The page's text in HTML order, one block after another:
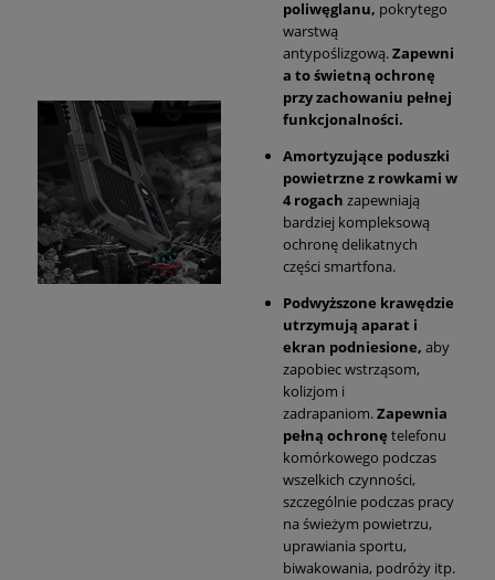
poliwęglanu, pokrytego
warstwą
antypoślizgową.Zapewni
a to świetną ochronę
przy zachowaniu pełnej
funkcjonalności.
Amortyzujące poduszki
powietrzne z rowkami w
4 rogach zapewniają
bardziej kompleksową
ochronę delikatnych
części smartfona.
Podwyższone krawędzie
utrzymują aparat i
ekran podniesione, aby
zapobiec wstrząsom,
kolizjom i
zadrapaniom.Zapewnia
pełną ochronę telefonu
komórkowego podczas
wszelkich czynności,
szczególnie podczas pracy
na świeżym powietrzu,
uprawiania sportu,
biwakowania, podróży itp.